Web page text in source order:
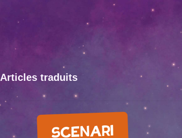
Articles traduits
SCENARI